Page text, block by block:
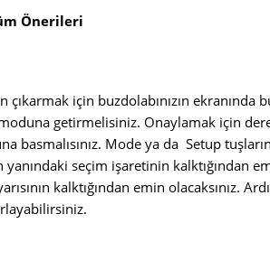
Önerileri
için buzdolabınızın ekranında
getirmelisiniz. Onaylamak için
basmalısınız. Mode ya da Setup
yanındaki seçim işaretinin kalktığından
kalktığından emin olacaksınız.